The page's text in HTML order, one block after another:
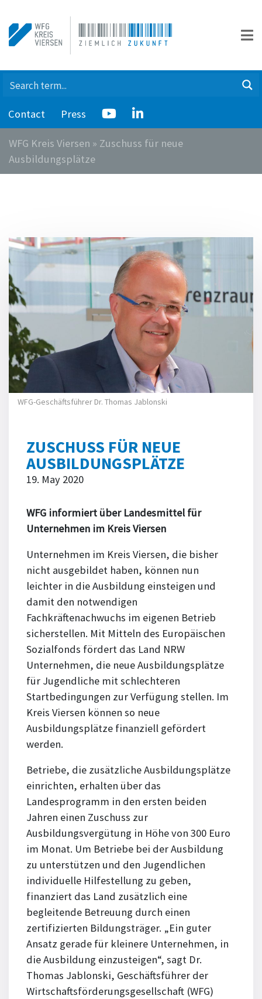
Contact Press
WFG Kreis Viersen » Zuschuss für neue
Ausbildungsplätze
WFG-Geschäftsführer Dr. Thomas Jablonski
ZUSCHUSS FÜR NEUE
AUSBILDUNGSPLÄTZE
19. May 2020
WFG informiert über Landesmittel für
Unternehmen im Kreis Viersen
Unternehmen im Kreis Viersen, die bisher
nicht ausgebildet haben, können nun
leichter in die Ausbildung einsteigen und
damit den notwendigen
Fachkräftenachwuchs im eigenen Betrieb
sicherstellen. Mit Mitteln des Europäischen
Sozialfonds fördert das Land NRW
Unternehmen, die neue Ausbildungsplätze
für Jugendliche mit schlechteren
Startbedingungen zur Verfügung stellen. Im
Kreis Viersen können so neue
Ausbildungsplätze finanziell gefördert
werden.
Betriebe, die zusätzliche Ausbildungsplätze
einrichten, erhalten über das
Landesprogramm in den ersten beiden
Jahren einen Zuschuss zur
Ausbildungsvergütung in Höhe von 300 Euro
im Monat. Um Betriebe bei der Ausbildung
zu unterstützen und den Jugendlichen
individuelle Hilfestellung zu geben,
finanziert das Land zusätzlich eine
begleitende Betreuung durch einen
zertifizierten Bildungsträger. „Ein guter
Ansatz gerade für kleinere Unternehmen, in
die Ausbildung einzusteigen“, sagt Dr.
Thomas Jablonski, Geschäftsführer der
Wirtschaftsförderungsgesellschaft (WFG)